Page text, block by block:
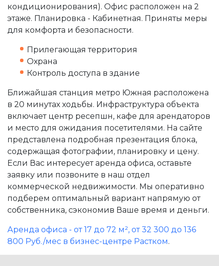
кондиционирования). Офис расположен на 2
этаже. Планировка - Кабинетная. Приняты меры
для комфорта и безопасности.
Прилегающая территория
Охрана
Контроль доступа в здание
Ближайшая станция метро Южная расположена
в 20 минутах ходьбы. Инфраструктура объекта
включает центр ресепшн, кафе для арендаторов
и место для ожидания посетителями. На сайте
представлена подробная презентация блока,
содержащая фотографии, планировку и цену.
Если Вас интересует аренда офиса, оставьте
заявку или позвоните в наш отдел
коммерческой недвижимости. Мы оперативно
подберем оптимальный вариант напрямую от
собственника, сэкономив Ваше время и деньги.
Аренда офиса - от 17 до 72 м², от 32 300 до 136
800 Руб./мес в бизнес-центре Растком.